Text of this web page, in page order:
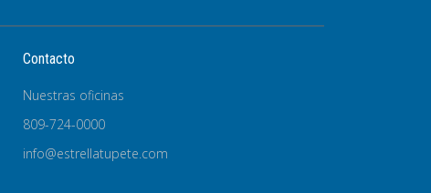
Contacto
Nuestras oficinas
809-724-0000
info@estrellatupete.com